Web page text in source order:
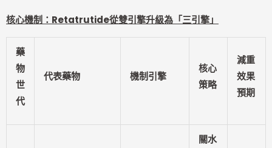
核心機制：Retatrutide從雙引擎升級為「三引擎」
藥
物
世
代
代表藥物 機制引擎
核心
策略
減重
效果
預期
關水